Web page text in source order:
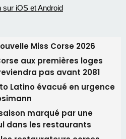
dans les restaurants
au faux vendeur de
de CNI et recevez par
et une sélection de